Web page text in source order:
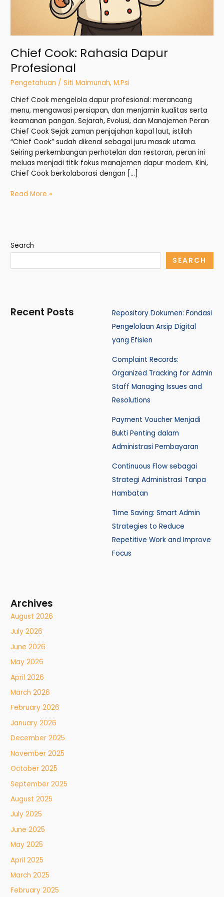
Chief Cook: Rahasia Dapur
Profesional
Pengetahuan /Siti Maimunah, M.Psi
Chief Cook mengelola dapur profesional: merancang
menu, mengawasi persiapan, dan menjamin kualitas serta
keamanan pangan. Sejarah, Evolusi, dan Manajemen Peran
Chief Cook Sejak zaman penjajahan kapal laut, istilah
“Chief Cook” sudah dikenal sebagai juru masak utama.
Seiring perkembangan perhotelan dan restoran, peran ini
meluas menjadi titik fokus manajemen dapur modern. Kini,
Chief Cook berkolaborasi dengan […]
Read More »
Search
SEARCH
Recent Posts
Repository Dokumen: Fondasi
Pengelolaan Arsip Digital
yang Efisien
Complaint Records:
Organized Tracking for Admin
Staff Managing Issues and
Resolutions
Payment Voucher Menjadi
Bukti Penting dalam
Administrasi Pembayaran
Continuous Flow sebagai
Strategi Administrasi Tanpa
Hambatan
Time Saving: Smart Admin
Strategies to Reduce
Repetitive Work and Improve
Focus
Archives
August 2026
July 2026
June 2026
May 2026
April 2026
March 2026
February 2026
January 2026
December 2025
November 2025
October 2025
September 2025
August 2025
July 2025
June 2025
May 2025
April 2025
March 2025
February 2025